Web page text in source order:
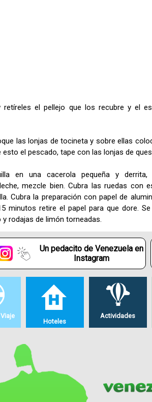
el pellejo que los recubre y el
las lonjas de tocineta y sobre ellas
el pescado, tape con las lonjas de
en una cacerola pequeña y derrita,
mezcle bien. Cubra las ruedas con
Cubra la preparación con papel de
minutos retire el papel para que dore.
rodajas de limón torneadas.
Un pedacito de Venezuela en
Instagram
Hoteles
Actividades